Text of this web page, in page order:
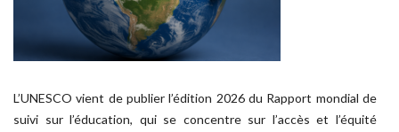
L’UNESCO vient de publier l’édition 2026 du Rapport mondial de
suivi sur l’éducation, qui se concentre sur l’accès et l’équité